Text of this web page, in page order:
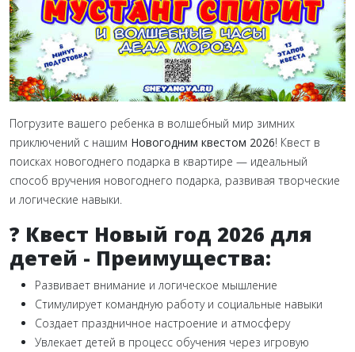
Погрузите вашего ребенка в волшебный мир зимних
приключений с нашим Новогодним квестом 2026! Квест в
поисках новогоднего подарка в квартире — идеальный
способ вручения новогоднего подарка, развивая творческие
и логические навыки.
? Квест Новый год 2026 для
детей - Преимущества:
Развивает внимание и логическое мышление
Стимулирует командную работу и социальные навыки
Создает праздничное настроение и атмосферу
Увлекает детей в процесс обучения через игровую